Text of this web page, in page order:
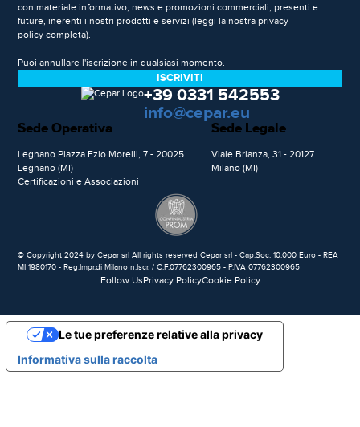
con materiale informativo, news e promozioni commerciali, presenti e
future, inerenti i nostri prodotti e servizi (leggi la nostra privacy
policy completa).
Puoi annullare l'iscrizione in qualsiasi momento.
+39 0331 542553
info@cepar.eu
Sede Operativa
Legnano Piazza Ezio Morelli, 7 - 20025
Legnano (MI)
Sede Legale
Viale Brianza, 31 - 20127
Milano (MI)
Certificazioni e Associazioni
© Copyright 2024 by Cepar srl All rights reserved Cepar srl - Cap.Soc. 10.000 Euro - REA
MI 1980170 - Reg.Impr.di Milano n.Iscr. / C.F.07762300965 - P.IVA 07762300965
Follow UsPrivacy PolicyCookie Policy
Informativa sulla raccolta
Le tue preferenze relative alla privacy